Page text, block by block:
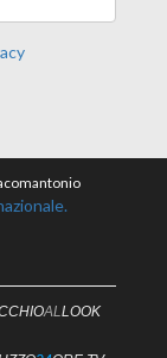
ALLOOK